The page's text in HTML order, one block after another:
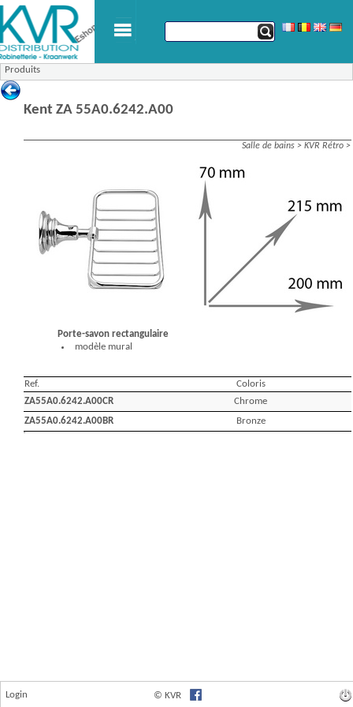
Produits
Login © KVR